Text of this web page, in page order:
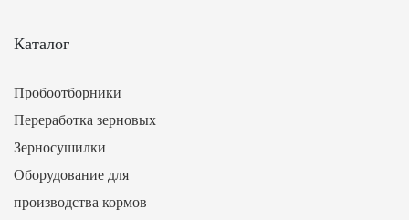
Каталог
Пробоотборники
Переработка зерновых
Зерносушилки
Оборудование для
производства кормов